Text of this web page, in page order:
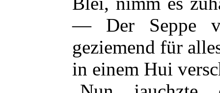
— Der Seppe
geziemend für
in einem Hui